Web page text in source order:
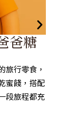
爸糖
旅行零食，
蜜餞，搭配
段旅程都充